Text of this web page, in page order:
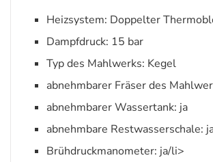
Heizsystem: Doppelter
Dampfdruck: 15 bar
Typ des Mahlwerks: Kegel
abnehmbarer Fräser des
abnehmbarer Wassertank: ja
abnehmbare Restwasserschale:
Brühdruckmanometer: ja/li>